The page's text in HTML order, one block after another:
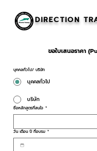
DIRECTION
ขอใบเสนอราคา
บุคคลทั่วไป/ บริษัท
บุคคลทั่วไป
บริษัท
ชื่อหลักสูตรที่สนใจ *
วัน เดือน ปี ที่อบรม *